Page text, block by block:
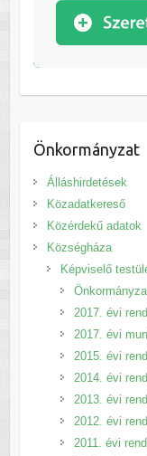
Önkormányzat
Álláshirdetések
Közadatkereső
Közérdekű adatok
Községháza
Képviselő
2017. évi
2017. évi
2015. évi
2014. évi
2013. évi
2012. évi
2011. évi